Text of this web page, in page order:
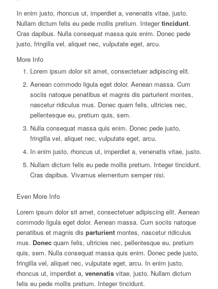
In enim justo, rhoncus ut, imperdiet a, venenatis vitae, justo.
Nullam dictum felis eu pede mollis pretium. Integertincidunt.
Cras dapibus. Nulla consequat massa quis enim. Donec pede
justo, fringilla vel, aliquet nec, vulputate eget, arcu.
More Info
Lorem ipsum dolor sit amet, consectetuer adipiscing elit.
Aenean commodo ligula eget dolor. Aenean massa. Cum
sociis natoque penatibus et magnis dis parturient montes,
nascetur ridiculus mus. Donec quam felis, ultricies nec,
pellentesque eu, pretium quis, sem.
Nulla consequat massa quis enim. Donec pede justo,
fringilla vel, aliquet nec, vulputate eget, arcu.
In enim justo, rhoncus ut, imperdiet a, venenatis vitae, justo.
Nullam dictum felis eu pede mollis pretium. Integer tincidunt.
Cras dapibus. Vivamus elementum semper nisi.
Even More Info
Lorem ipsum dolor sit amet, consectetuer adipiscing elit. Aenean
commodo ligula eget dolor. Aenean massa. Cum sociis natoque
penatibus et magnis dis parturientmontes, nascetur ridiculus
mus. Donecquam felis, ultricies nec, pellentesque eu, pretium
quis, sem. Nulla consequat massa quis enim. Donec pede justo,
fringilla vel, aliquet nec, vulputate eget, arcu. In enim justo,
rhoncus ut, imperdiet a, venenatisvitae, justo. Nullam dictum
felis eu pede mollis pretium. Integer tincidunt.